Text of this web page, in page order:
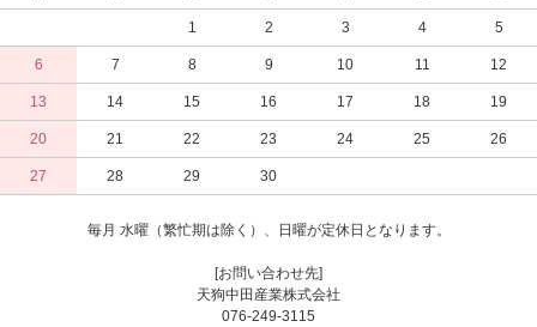
1 2 3 4 5
6 7 8 9 10 11 12
13 14 15 16 17 18 19
20 21 22 23 24 25 26
27 28 29 30
毎月 水曜（繁忙期は除く）、日曜が定休日となります。
[お問い合わせ先]
天狗中田産業株式会社
076-249-3115